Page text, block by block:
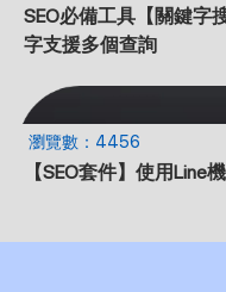
SEO必備工具【關鍵字
字支援多個查詢
瀏覽數：4456
【SEO套件】使用Line